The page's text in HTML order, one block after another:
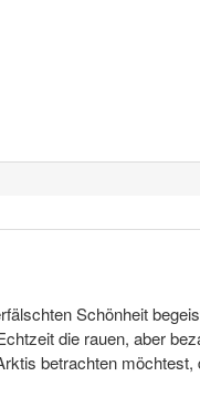
Schönheit
die rauen, aber
betrachten